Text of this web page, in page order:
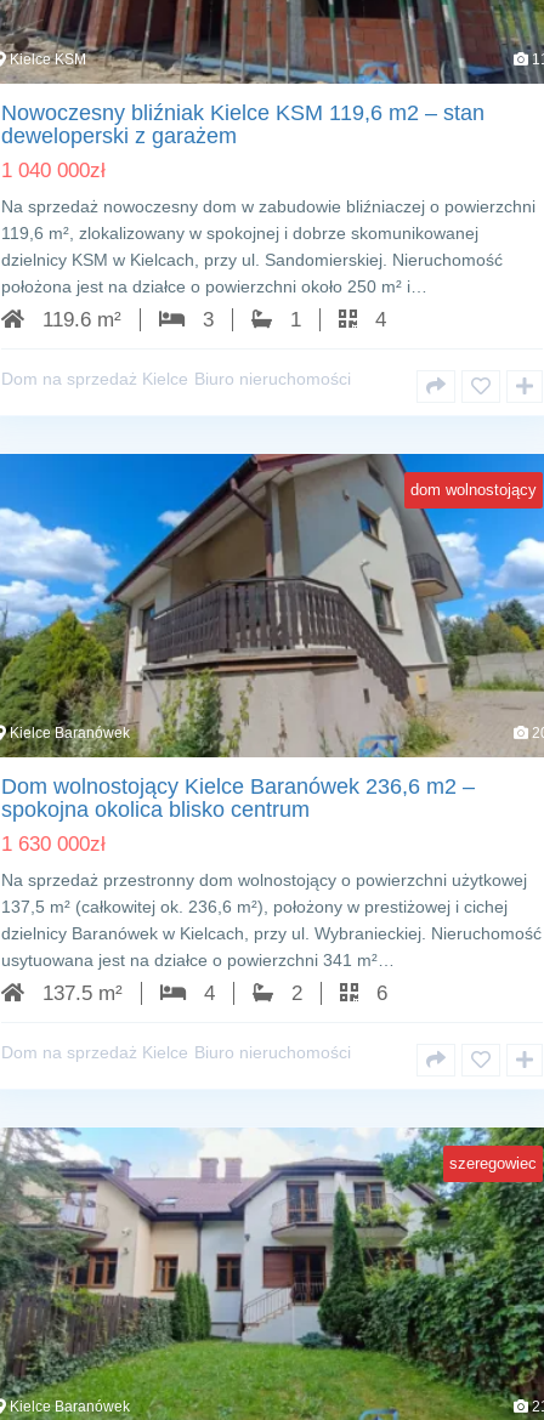
Kielce KSM
Nowoczesny bliźniak Kielce KSM 119,6 m2 – stan
deweloperski z garażem
1 040 000zł
Na sprzedaż nowoczesny dom w zabudowie bliźniaczej o powierzchni
119,6 m², zlokalizowany w spokojnej i dobrze skomunikowanej
dzielnicy KSM w Kielcach, przy ul. Sandomierskiej. Nieruchomość
położona jest na działce o powierzchni około 250 m² i…
119.6 m² 3 1 4
Dom na sprzedaż Kielce Biuro nieruchomości
dom wolnostojący
Kielce Baranówek
Dom wolnostojący Kielce Baranówek 236,6 m2 –
spokojna okolica blisko centrum
1 630 000zł
Na sprzedaż przestronny dom wolnostojący o powierzchni użytkowej
137,5 m² (całkowitej ok. 236,6 m²), położony w prestiżowej i cichej
dzielnicy Baranówek w Kielcach, przy ul. Wybranieckiej. Nieruchomość
usytuowana jest na działce o powierzchni 341 m²…
137.5 m² 4 2 6
Dom na sprzedaż Kielce Biuro nieruchomości
szeregowiec
Kielce Baranówek